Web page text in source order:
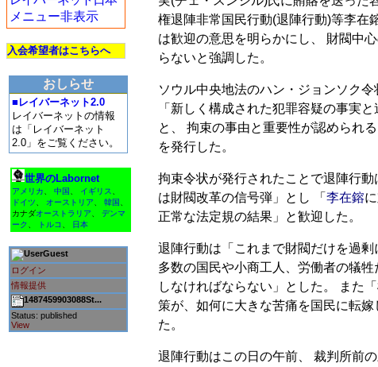
メニュー非表示
入会希望者はこちらへ
おしらせ
■レイバーネット2.0
レイバーネットの情報
は「レイバーネット
2.0」をご覧ください。
世界のLabornet
アメリカ 中国 イギリス
ドイツ
オーストリア 韓国
カナダオーストラリア
デンマ
ーク
トルコ 日本
Guest
ログイン
情報提供
1487459903088St...
Status: published
View
権退陣非常国民行動(退陣行動)等李在
は歓迎の意思を明らかにし、 財閥中
らないと強調した。
ソウル中央地法のハン・ジョンソク
「新しく構成された犯罪容疑の事実
と、 拘束の事由と重要性が認められ
を発行した。
拘束令状が発行されたことで退陣行
は財閥改革の信号弾」とし 「李在鎔
正常な法定規の結果」と歓迎した。
退陣行動は「これまで財閥だけを過
多数の国民や小商工人、労働者の犠
しなければならない」とした。 また
策が、如何に大きな苦痛を国民に転
た。
退陣行動はこの日の午前、 裁判所前